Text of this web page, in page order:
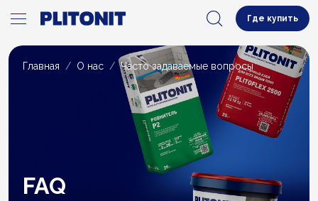
Где купить
Главная О нас Часто задаваемые вопросы
FAQ